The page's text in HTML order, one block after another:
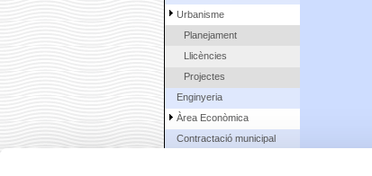
Urbanisme
Planejament
Llicències
Projectes
Enginyeria
Àrea Econòmica
Contractació municipal